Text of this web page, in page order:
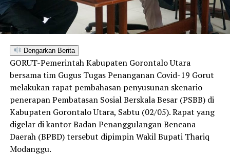
Dengarkan Berita
GORUT-Pemerintah Kabupaten Gorontalo Utara
bersama tim Gugus Tugas Penanganan Covid-19 Gorut
melakukan rapat pembahasan penyusunan skenario
penerapan Pembatasan Sosial Berskala Besar (PSBB) di
Kabupaten Gorontalo Utara, Sabtu (02/05). Rapat yang
digelar di kantor Badan Penanggulangan Bencana
Daerah (BPBD) tersebut dipimpin Wakil Bupati Thariq
Modanggu.